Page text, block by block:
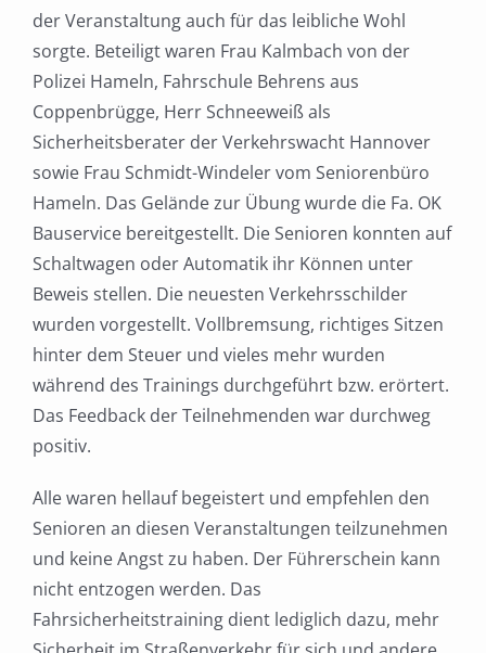
der Veranstaltung auch für das leibliche Wohl
sorgte. Beteiligt waren Frau Kalmbach von der
Polizei Hameln, Fahrschule Behrens aus
Coppenbrügge, Herr Schneeweiß als
Sicherheitsberater der Verkehrswacht Hannover
sowie Frau Schmidt-Windeler vom Seniorenbüro
Hameln. Das Gelände zur Übung wurde die Fa. OK
Bauservice bereitgestellt. Die Senioren konnten auf
Schaltwagen oder Automatik ihr Können unter
Beweis stellen. Die neuesten Verkehrsschilder
wurden vorgestellt. Vollbremsung, richtiges Sitzen
hinter dem Steuer und vieles mehr wurden
während des Trainings durchgeführt bzw. erörtert.
Das Feedback der Teilnehmenden war durchweg
positiv.
Alle waren hellauf begeistert und empfehlen den
Senioren an diesen Veranstaltungen teilzunehmen
und keine Angst zu haben. Der Führerschein kann
nicht entzogen werden. Das
Fahrsicherheitstraining dient lediglich dazu, mehr